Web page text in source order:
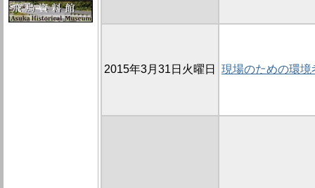
2015年3月31日火曜日 現場のための環